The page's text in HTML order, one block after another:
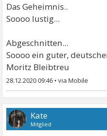
Das Geheimnis..
Soooo lustig...
Abgeschnitten...
Soooo ein guter,
Moritz Bleibtreu
28.12.2020 09:46 •
Kate
Mitglied